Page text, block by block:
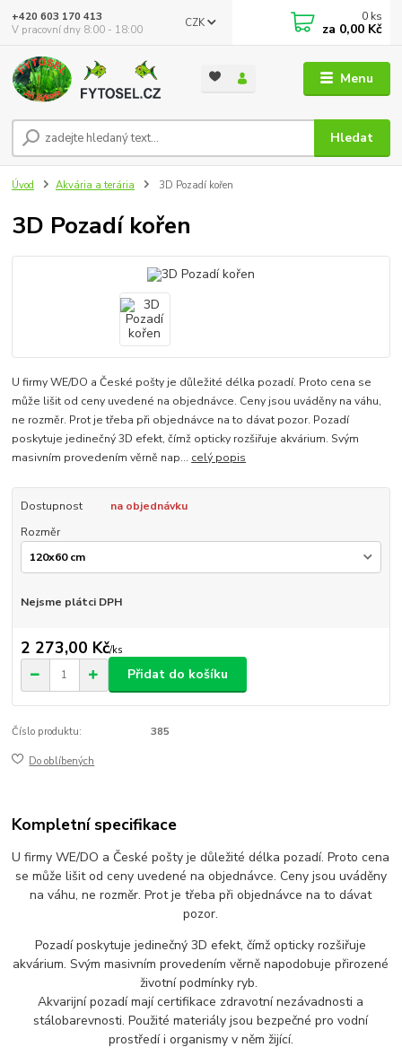
Menu
CZK
Hledat
+420 603 170 413
V pracovní dny 8:00 - 18:00
0 ks
za 0,00 Kč
Úvod Akvária a terária 3D Pozadí kořen
3D Pozadí kořen
U firmy WE/DO a České pošty je důležité délka pozadí. Proto cena se
může lišit od ceny uvedené na objednávce. Ceny jsou uváděny na váhu,
ne rozměr. Prot je třeba při objednávce na to dávat pozor. Pozadí
poskytuje jedinečný 3D efekt, čímž opticky rozšiřuje akvárium. Svým
masivním provedením věrně nap... celý popis
Dostupnost
na objednávku
Rozměr
Nejsme plátci DPH
2 273,00 Kč/ks
Přidat do košíku
Číslo produktu: 385
Do oblíbených
Kompletní specifikace
U firmy WE/DO a České pošty je důležité délka pozadí. Proto cena
se může lišit od ceny uvedené na objednávce. Ceny jsou uváděny
na váhu, ne rozměr. Prot je třeba při objednávce na to dávat
pozor.
Pozadí poskytuje jedinečný 3D efekt, čímž opticky rozšiřuje
akvárium. Svým masivním provedením věrně napodobuje přirozené
životní podmínky ryb.
Akvarijní pozadí mají certifikace zdravotní nezávadnosti a
stálobarevnosti. Použité materiály jsou bezpečné pro vodní
prostředí i organismy v něm žijící.